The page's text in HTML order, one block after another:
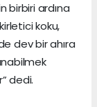
birbiri ardına
koku,
dev bir ahıra
dedi.